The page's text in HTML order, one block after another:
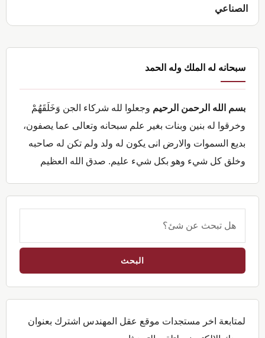
الصناعي
الجانبية
سبحانه له الملك وله الحمد
بسم الله الرحمن الرحيم وجعلوا لله شركاء الجن وَخَلَقَهُمْ
وخرقوا له بنين وبنات بغير علم سبحانه وتعالى عما يصفون،
بديع السموات والارض انى يكون له ولد ولم تكن له صاحبه
وخلق كل شيء وهو بكل شيء عليم. صدق الله العظيم
تبحث
عن
لمتابعة اخر مستجدات موقع عقل المهندس اشترك بعنوان